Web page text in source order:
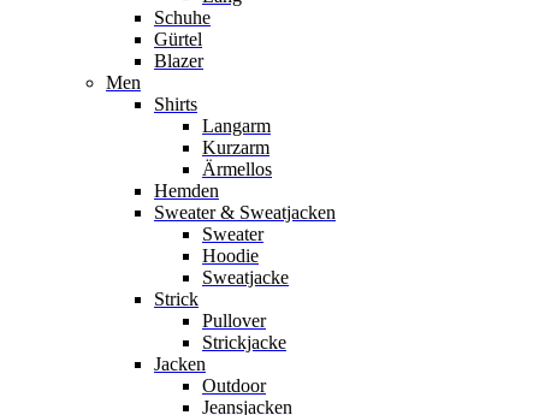
Schuhe
Gürtel
Blazer
Men
Shirts
Langarm
Kurzarm
Ärmellos
Hemden
Sweater & Sweatjacken
Sweater
Hoodie
Sweatjacke
Strick
Pullover
Strickjacke
Jacken
Outdoor
Jeansjacken